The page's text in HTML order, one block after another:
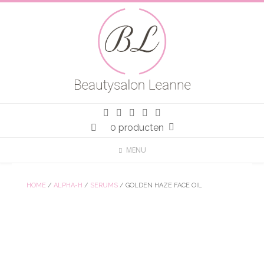
0 producten
MENU
HOME / ALPHA-H / SERUMS / GOLDEN HAZE FACE OIL